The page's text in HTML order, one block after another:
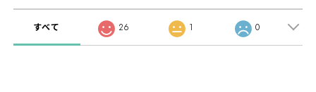
すべて 26 1 0